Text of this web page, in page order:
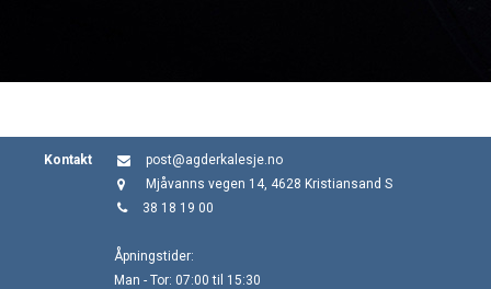
Kontakt
post@agderkalesje.no
Mjåvanns vegen 14, 4628 Kristiansand S
38 18 19 00
Åpningstider:
Man - Tor: 07:00 til 15:30